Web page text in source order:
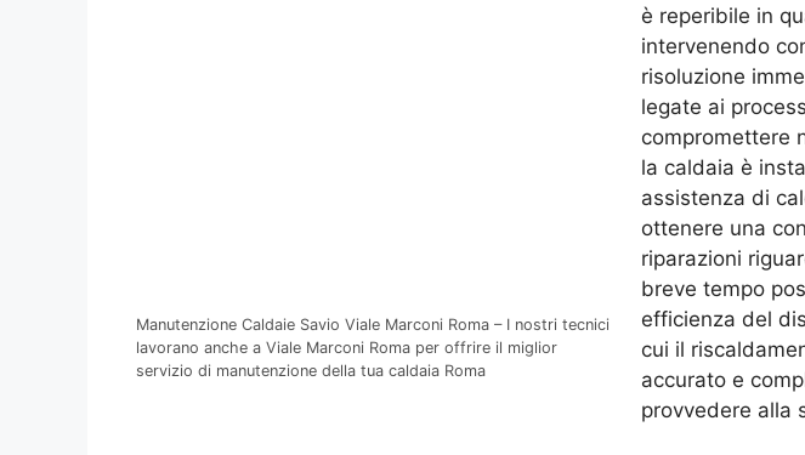
Manutenzione Caldaie Savio Viale Marconi Roma – I nostri tecnici
lavorano anche a Viale Marconi Roma per offrire il miglior
servizio di manutenzione della tua caldaia Roma
è reperibile in
intervenendo
risoluzione
legate ai
compromettere
la caldaia è
assistenza di
ottenere una
riparazioni
breve tempo
efficienza del
cui il
accurato e
provvedere alla